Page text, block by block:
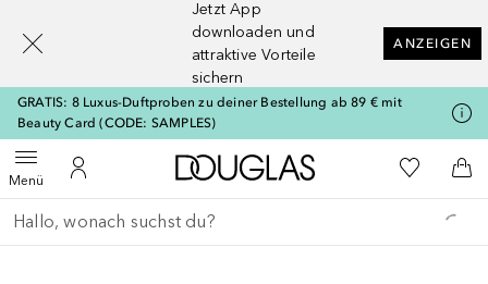
Jetzt App
downloaden und
attraktive Vorteile
sichern
ANZEIGEN
GRATIS: 8 Luxus-Duftproben zu deiner Bestellung ab 89 € mit
Beauty Card (CODE: SAMPLES)
MenüMenü öffnenZu Meinem Kundenkonto
Zur Douglas Startseite
Zu Meiner
Gehe zurück
Suche ausführen
[navigation.slideout.screenreader]